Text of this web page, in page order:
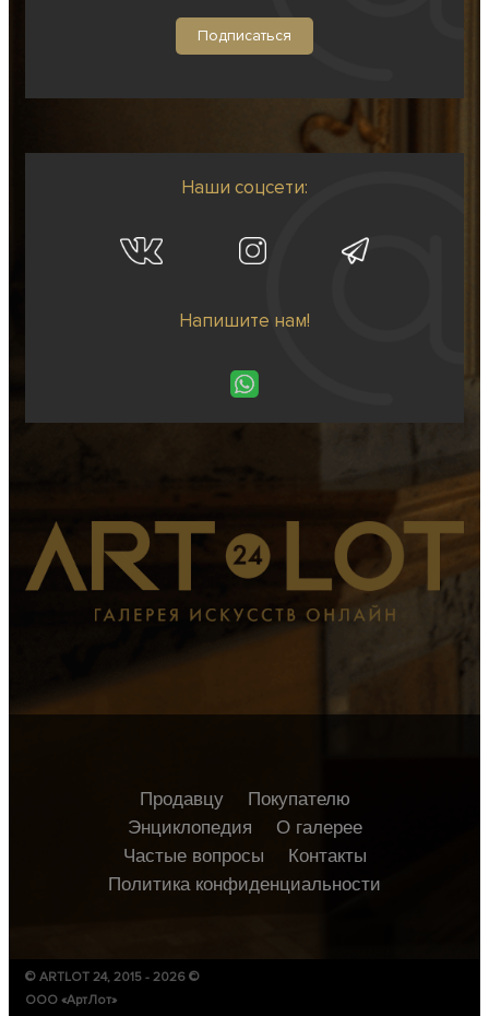
Наши соцсети:
Напишите нам!
Продавцу
Покупателю
Энциклопедия
О галерее
Частые вопросы
Контакты
Политика конфиденциальности
© ARTLOT 24, 2015 - 2026 ©
ООО «АртЛот»